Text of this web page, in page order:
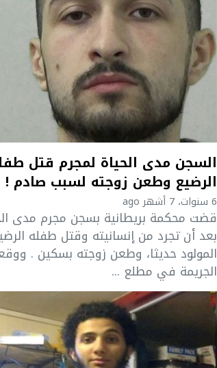
السجن مدى الحياة لمجرم قتل
الرضيع وطعن زوجته لسبب صادم !
6 سنوات، 7 أشهر ago
قضت محكمة بريطانية بسجن مجرم مدى
بعد أن تجرد من إنسانيته وقتل طفله
المولود حديثا، وطعن زوجته بسكين .
الجريمة في مطلع ...